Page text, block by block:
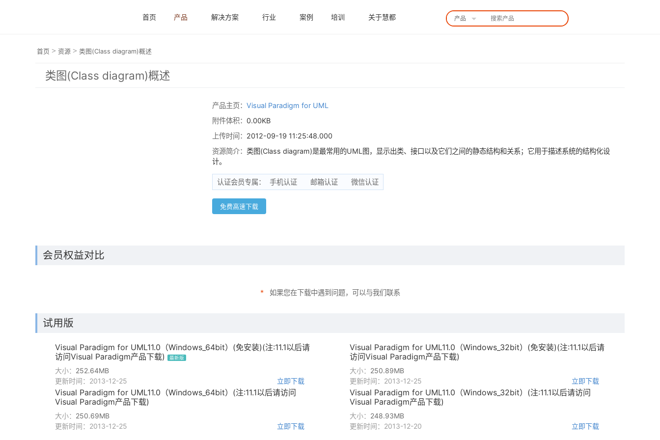
首页 产品 解决方案 行业 案例 培训 关于慧都 产品
首页 > 资源 > 类图(Class diagram)概述
类图(Class diagram)概述
产品主页： Visual Paradigm for UML
附件体积： 0.00KB
上传时间： 2012-09-19 11:25:48.000
资源简介： 类图(Class diagram)是最常用的UML图，显示出类、接口以及它们之间的静态结构和关系；它用于描述系统的结构化设
计。
认证会员专属： 手机认证 邮箱认证 微信认证
免费高速下载
会员权益对比
* 如果您在下载中遇到问题，可以与我们联系
试用版
Visual Paradigm for UML11.0（Windows_64bit）(免安装)(注:11.1以后请
访问Visual Paradigm产品下载)
最新版
大小： 252.64MB
更新时间：2013-12-25
立即下载
Visual Paradigm for UML11.0（Windows_32bit）(免安装)(注:11.1以后请
访问Visual Paradigm产品下载)
大小： 250.89MB
更新时间：2013-12-25
立即下载
Visual Paradigm for UML11.0（Windows_64bit）(注:11.1以后请访问
Visual Paradigm产品下载)
大小： 250.69MB
更新时间：2013-12-25
立即下载
Visual Paradigm for UML11.0（Windows_32bit）(注:11.1以后请访问
Visual Paradigm产品下载)
大小： 248.93MB
更新时间：2013-12-20
立即下载